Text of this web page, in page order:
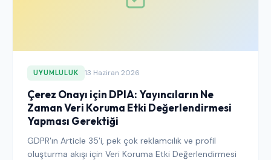
UYUMLULUK 13 Haziran 2026
Çerez Onayı için DPIA: Yayıncıların Ne
Zaman Veri Koruma Etki Değerlendirmesi
Yapması Gerektiği
GDPR'ın Article 35'i, pek çok reklamcılık ve profil
oluşturma akışı için Veri Koruma Etki Değerlendirmesi